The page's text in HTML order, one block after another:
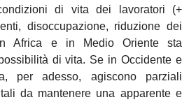
di vita dei lavoratori (+
disoccupazione, riduzione dei
Africa e in Medio Oriente sta
di vita. Se in Occidente e
per adesso, agiscono parziali
da mantenere una apparente e